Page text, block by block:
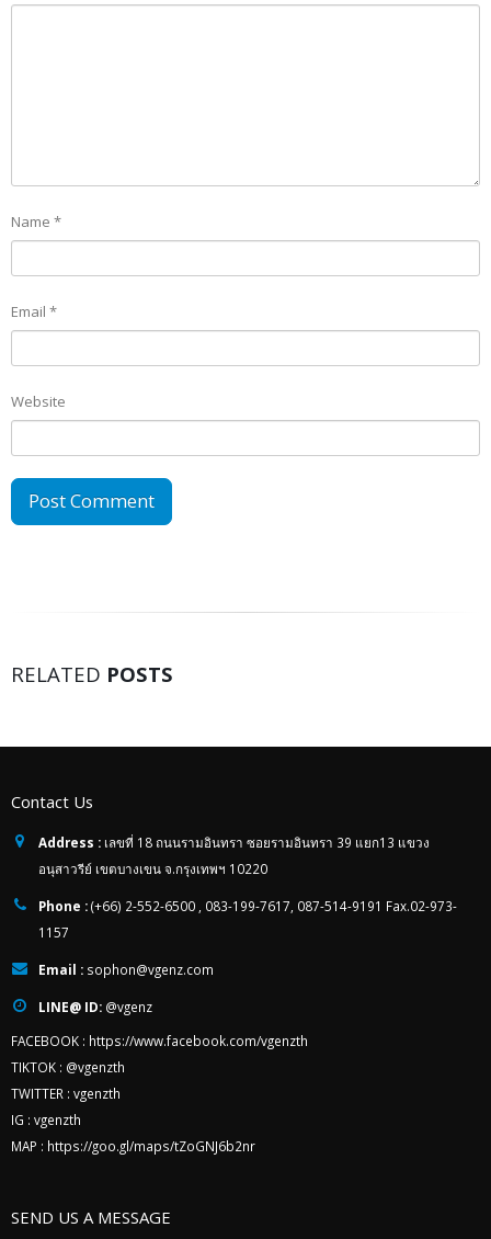
Name *
Email *
Website
RELATED POSTS
Contact Us
Address : เลขที่ 18 ถนนรามอินทรา ซอยรามอินทรา 39 แยก13 แขวง
อนุสาวรีย์ เขตบางเขน จ.กรุงเทพฯ 10220
Phone :(+66) 2-552-6500 , 083-199-7617, 087-514-9191 Fax.02-973-
1157
Email : sophon@vgenz.com
LINE@ ID: @vgenz
FACEBOOK : https://www.facebook.com/vgenzth
TIKTOK : @vgenzth
TWITTER : vgenzth
IG : vgenzth
MAP : https://goo.gl/maps/tZoGNJ6b2nr
SEND US A MESSAGE